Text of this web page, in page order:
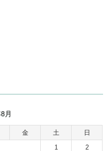
月
金 土
日
1
2